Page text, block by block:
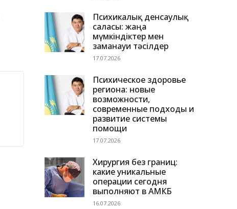
Психикалық денсаулық
саласы: жаңа
мүмкіндіктер мен
заманауи тәсілдер
17.07.2026
Психическое здоровье
региона: новые
возможности,
современные подходы и
развитие системы
помощи
17.07.2026
Хирургия без границ:
какие уникальные
операции сегодня
выполняют в АМКБ
16.07.2026